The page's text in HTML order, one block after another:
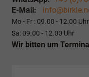
E-Mail:
Mo - Fr : 09.00 - 12.00
Sa: 09.00 - 12.00 Uhr
Wir bitten um